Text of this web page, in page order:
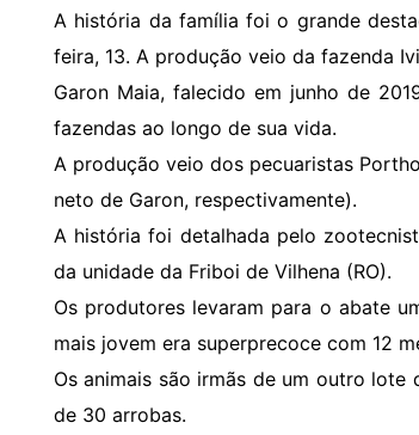
A história da família foi o grande
feira, 13. A produção veio da fazenda
Garon Maia, falecido em junho de
fazendas ao longo de sua vida.
A produção veio dos pecuaristas
neto de Garon, respectivamente).
A história foi detalhada pelo
da unidade da Friboi de Vilhena (RO).
Os produtores levaram para o abate
mais jovem era superprecoce com 12
Os animais são irmãs de um outro
de 30 arrobas.